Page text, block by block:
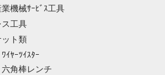
機械ｻｰﾋﾞｽ工具
工具
ト類
ｲﾔｰﾂｲｽﾀｰ
六角棒レンチ